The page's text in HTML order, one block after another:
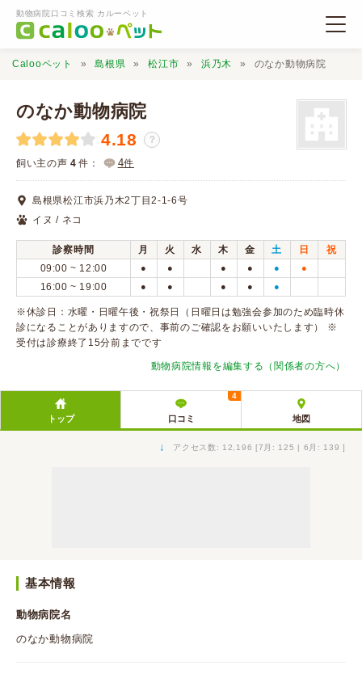
動物病院口コミ検索 カルーペット
動物病院検索
口コミ検索
Calooペットとは？
口コミ投稿
Calooペット 島根県 松江市 浜乃木 のなか動物病院
のなか動物病院
4.18 ？
飼い主の声 4 件： 4件
島根県松江市浜乃木2丁目2-1-6号
イヌ / ネコ
診察時間 月 火 水 木 金 土 日
祝
09:00 ~ 12:00
● ● ● ● ● ●
16:00 ~ 19:00 ● ● ● ● ●
※休診日：水曜・日曜午後・祝祭日（日曜日は勉強会参加のため臨時休
診になることがありますので、事前のご確認をお願いいたします） ※
受付は診療終了15分前までです
動物病院情報を編集する（関係者の方へ）
トップ 口コミ
4
地図
↓ アクセス数: 12,196 [7月: 125 | 6月: 139 ]
基本情報
動物病院名
のなか動物病院